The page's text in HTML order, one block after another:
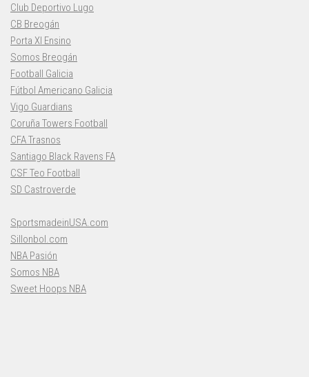
Club Deportivo Lugo
CB Breogán
Porta XI Ensino
Somos Breogán
Football Galicia
Fútbol Americano Galicia
Vigo Guardians
Coruña Towers Football
CFA Trasnos
Santiago Black Ravens FA
CSF Teo Football
SD Castroverde
SportsmadeinUSA.com
Sillonbol.com
NBA Pasión
Somos NBA
Sweet Hoops NBA